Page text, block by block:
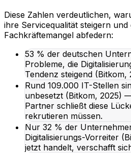
Diese Zahlen verdeutlichen,
ihre Servicequalität steigern und
Fachkräftemangel abfedern:
53 % der deutschen
Probleme, die
Tendenz steigend (Bitkom,
Rund 109.000 IT-Stellen
unbesetzt (Bitkom, 2025)
Partner schließt diese
rekrutieren müssen.
Nur 32 % der
Digitalisierungs-Vorreiter
jetzt handelt, verschafft